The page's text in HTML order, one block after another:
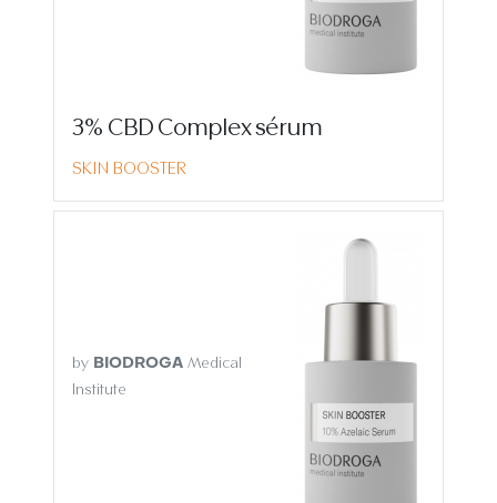
3% CBD Complex sérum
SKIN BOOSTER
by BIODROGA Medical
Institute